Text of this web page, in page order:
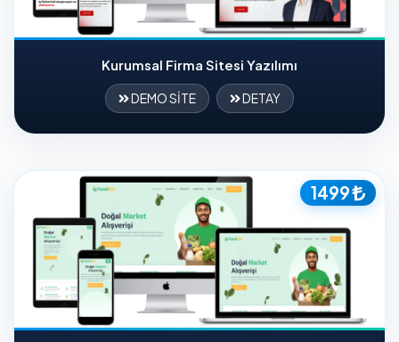
Kurumsal Firma Sitesi Yazılımı
DEMO SİTE DETAY
1499